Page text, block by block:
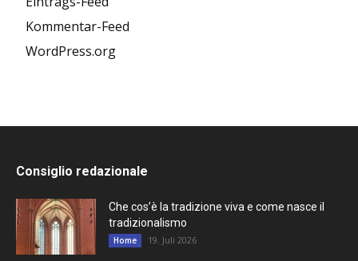
Kommentar-Feed
WordPress.org
Consiglio redazionale
Che cos’è la tradizione viva e come nasce il
tradizionalismo
Home 19. Juli 2026